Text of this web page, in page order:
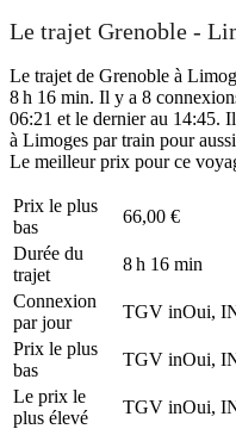
Le trajet Grenoble -
Le trajet de Grenoble à
8 h 16 min. Il y a 8
06:21 et le dernier au 14:45.
à Limoges par train pour
Le meilleur prix pour ce
Prix ​​le plus
bas
66,00 €
Durée du
trajet
8 h 16 min
Connexion
par jour
TGV inOui,
Prix ​​le plus
bas
TGV inOui,
Le prix le
plus élevé
TGV inOui,